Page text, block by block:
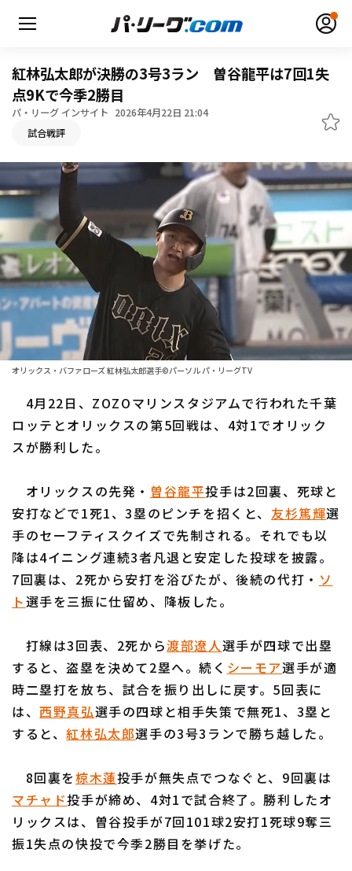
HOME
動画
日程・結果
順位表･成績
1軍公式戦
ファーム東地区
ファーム西地区
交流戦
選手名鑑
選手名鑑トップ
北海道日本ハムファイターズ
東北楽天ゴールデンイーグルス
千葉ロッテマリーンズ
オリックス・バファローズ
福岡ソフトバンクホークス
ニュース
設定
利用規約 プライバシーポリシー
運営会社（別ウィンドウで開く） よくある質問
紅林弘太郎が決勝の3号3ラン 曽谷龍平は7回1失
点9Kで今季2勝目
パ・リーグ インサイト 2026年4月22日 21:04
試合戦評
オリックス・バファローズ 紅林弘太郎選手©パーソル パ・リーグTV
4月22日、ZOZOマリンスタジアムで行われた千葉
ロッテとオリックスの第5回戦は、4対1でオリック
スが勝利した。
オリックスの先発・ 曽谷龍平投手は2回裏、死球と
安打などで1死1、3塁のピンチを招くと、 友杉篤輝選
手のセーフティスクイズで先制される。それでも以
降は4イニング連続3者凡退と安定した投球を披露。
7回裏は、2死から安打を浴びたが、後続の代打・ ソ
ト選手を三振に仕留め、降板した。
打線は3回表、2死から渡部遼人選手が四球で出塁
すると、盗塁を決めて2塁へ。続く シーモア選手が適
時二塁打を放ち、試合を振り出しに戻す。5回表に
は、西野真弘選手の四球と相手失策で無死1、3塁と
すると、紅林弘太郎選手の3号3ランで勝ち越した。
8回裏を椋木蓮投手が無失点でつなぐと、9回裏は
マチャド投手が締め、4対1で試合終了。勝利したオ
リックスは、曽谷投手が7回101球2安打1死球9奪三
振1失点の快投で今季2勝目を挙げた。